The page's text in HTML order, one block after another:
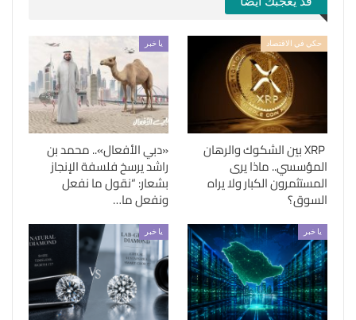
حكي في الاقتصاد
XRP بين الشكوك والرهان
المؤسسي.. ماذا يرى
المستثمرون الكبار ولا يراه
السوق؟
يا خبر
«دبي الأفعال».. محمد بن
راشد يرسخ فلسفة الإنجاز
بشعار: “نقول ما نفعل
ونفعل ما…
يا خبر يا خبر